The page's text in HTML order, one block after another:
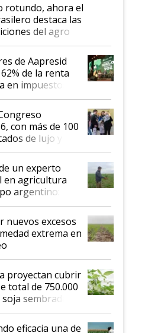
rotundo, ahora el
destaca las
del agro
invertir: "Los veo
de Aapresid
de la renta
en impuestos:
que en
discutiendo
de hace 50
con más de 100
de lujo y
un experto
en agricultura
argentino:
nuevos excesos
extrema en
proyectan cubrir
total de 750.000
sembradas
generación de
marcan un
eficacia una de